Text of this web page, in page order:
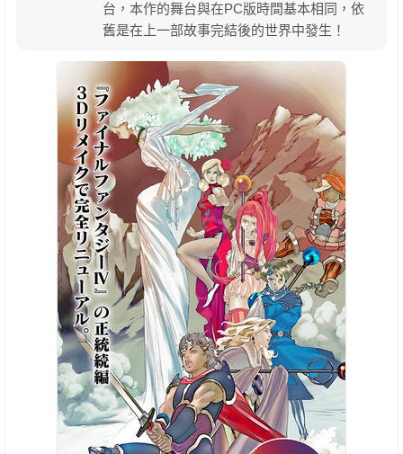
台，本作的舞台與在PC版時間基本相同，依
舊是在上一部故事完結後的世界中發生！